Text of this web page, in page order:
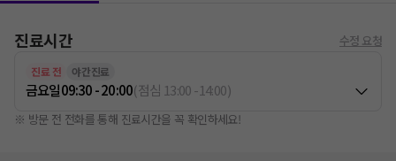
진료시간 수정 요청
진료 전 야간진료
금요일09:30 - 20:00(점심 13:00-14:00)
※ 방문 전 전화를 통해 진료시간을 꼭 확인하세요!